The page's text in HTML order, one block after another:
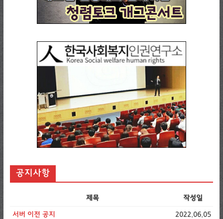
공지사항
제목 작성일
서버 이전 공지 2022.06.05